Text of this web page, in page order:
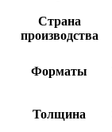
Страна
производства
Форматы
Толщина